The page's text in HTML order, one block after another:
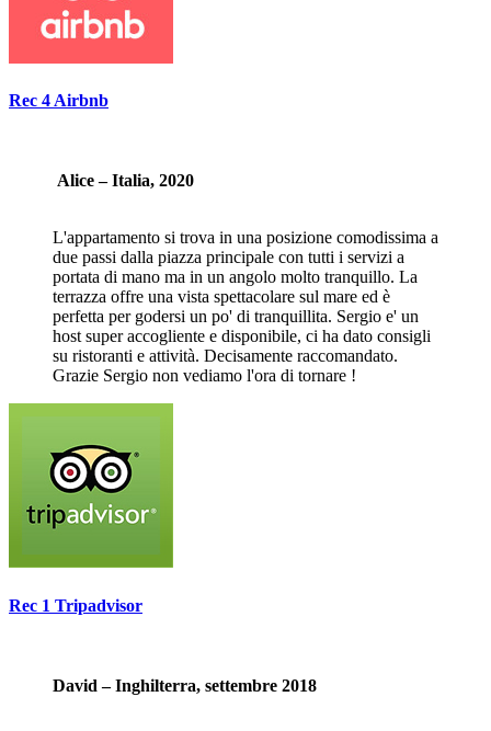
Rec 4 Airbnb
Alice – Italia, 2020
L'appartamento si trova in una posizione comodissima a
due passi dalla piazza principale con tutti i servizi a
portata di mano ma in un angolo molto tranquillo. La
terrazza offre una vista spettacolare sul mare ed è
perfetta per godersi un po' di tranquillita. Sergio e' un
host super accogliente e disponibile, ci ha dato consigli
su ristoranti e attività. Decisamente raccomandato.
Grazie Sergio non vediamo l'ora di tornare !
Rec 1 Tripadvisor
David – Inghilterra, settembre 2018